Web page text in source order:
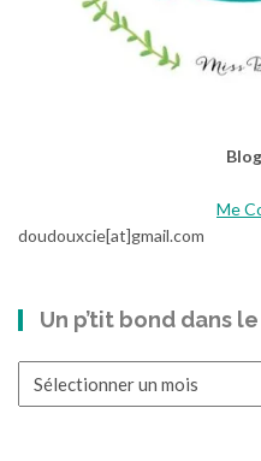
m
o
s
Me
doudouxcie[at]gmail.com
Un p’tit bond dans le